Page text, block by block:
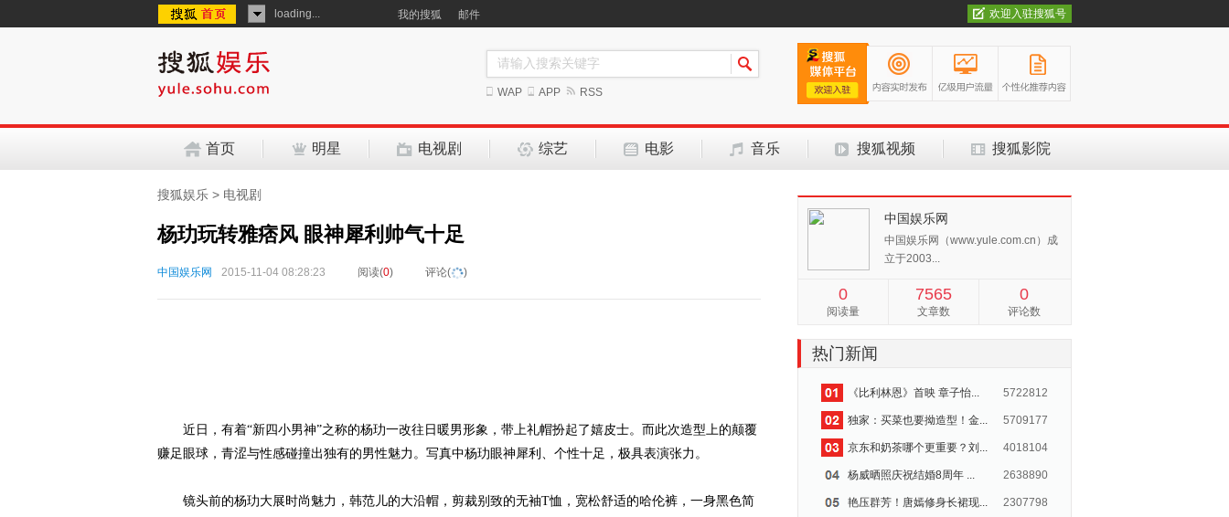
loading... 我的搜狐 邮件 欢迎入驻搜狐号
WAP APP RSS
首页 明星 电视剧 综艺 电影 音乐 搜狐视频 搜狐影院
搜狐娱乐 > 电视剧
杨玏玩转雅痞风 眼神犀利帅气十足
中国娱乐网 2015-11-04 08:28:23 阅读(0) 评论( )
近日，有着“新四小男神”之称的杨玏一改往日暖男形象，带上礼帽扮起了嬉皮士。而此次造型上的颠覆
赚足眼球，青涩与性感碰撞出独有的男性魅力。写真中杨玏眼神犀利、个性十足，极具表演张力。
镜头前的杨玏大展时尚魅力，韩范儿的大沿帽，剪裁别致的无袖T恤，宽松舒适的哈伦裤，一身黑色简
中国娱乐网
中国娱乐网（www.yule.com.cn）成
立于2003...
0
阅读量
7565
文章数
0
评论数
热门新闻
《比利林恩》首映 章子怡... 5722812
独家：买菜也要拗造型！金... 5709177
京东和奶茶哪个更重要？刘... 4018104
杨威晒照庆祝结婚8周年 ... 2638890
艳压群芳！唐嫣修身长裙现... 2307798